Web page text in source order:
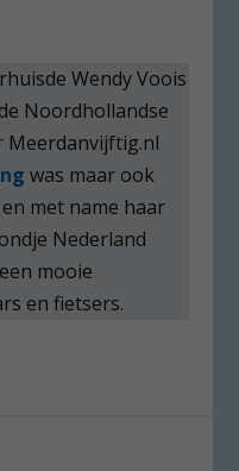
Wendy Voois
Noordhollandse
Meerdanvijftig.nl
was maar ook
met name haar
Nederland
mooie
en fietsers.